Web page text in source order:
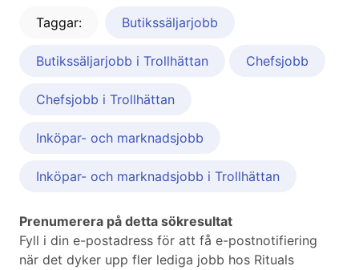
Taggar: Butikssäljarjobb
Butikssäljarjobb i Trollhättan Chefsjobb
Chefsjobb i Trollhättan
Inköpar- och marknadsjobb
Inköpar- och marknadsjobb i Trollhättan
Prenumerera på detta sökresultat
Fyll i din e-postadress för att få e-postnotifiering
när det dyker upp fler lediga jobb hos Rituals